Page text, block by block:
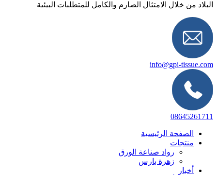
البلاد من خلال الامتثال الصارم والكامل للمتطلبات البيئية
info@gpi-tissue.com
08645261711
الصفحة الرئيسية
منتجات
رواد صناعة الورق
زهرة بارس
أخبار